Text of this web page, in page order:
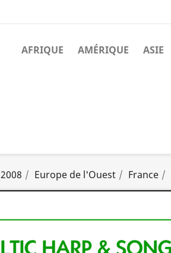
AFRIQUE AMÉRIQUE ASIE
2008 Europe de l'Ouest France